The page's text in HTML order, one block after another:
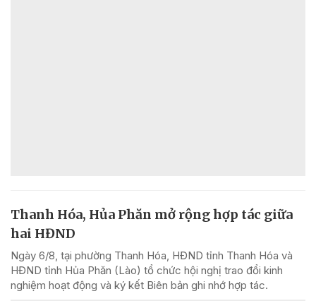
Thanh Hóa, Hủa Phăn mở rộng hợp tác giữa
hai HĐND
Ngày 6/8, tại phường Thanh Hóa, HĐND tỉnh Thanh Hóa và
HĐND tỉnh Hủa Phăn (Lào) tổ chức hội nghị trao đổi kinh
nghiệm hoạt động và ký kết Biên bản ghi nhớ hợp tác.